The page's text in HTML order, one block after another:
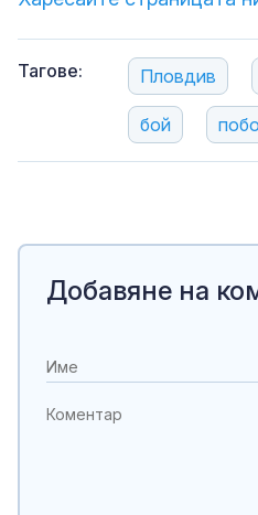
Тагове: Пловдив
бой
Добавяне на